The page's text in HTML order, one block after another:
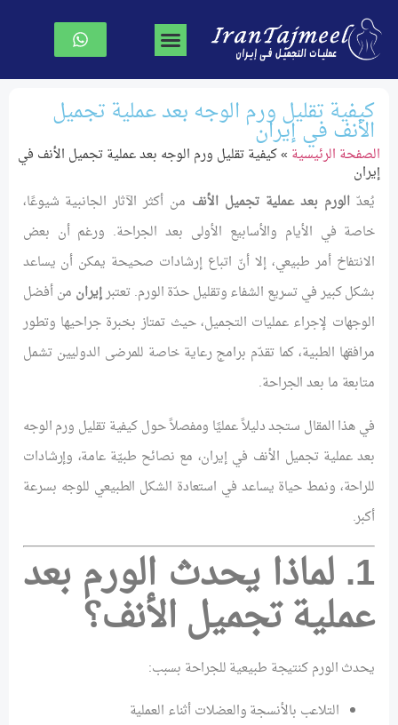
كيفية تقليل ورم الوجه بعد عملية تجميل
الأنف في إيران
الصفحة الرئیسیة »كيفية تقليل ورم الوجه بعد عملية تجميل الأنف في
إيران
يُعدّ الورم بعد عملية تجميل الأنف من أكثر الآثار الجانبية شيوعًا،
خاصة في الأيام والأسابيع الأولى بعد الجراحة. ورغم أن بعض
الانتفاخ أمر طبيعي، إلا أنّ اتباع إرشادات صحيحة يمكن أن يساعد
بشكل كبير في تسريع الشفاء وتقليل حدّة الورم. تعتبرإيران من أفضل
الوجهات لإجراء عمليات التجميل، حيث تمتاز بخبرة جراحيها وتطور
مرافقها الطبية، كما تقدّم برامج رعاية خاصة للمرضى الدوليين تشمل
متابعة ما بعد الجراحة.
في هذا المقال ستجد دليلاً عمليًا ومفصلاً حول كيفية تقليل ورم الوجه
بعد عملية تجميل الأنف في إيران، مع نصائح طبيّة عامة، وإرشادات
للراحة، ونمط حياة يساعد في استعادة الشكل الطبيعي للوجه بسرعة
أكبر.
1. لماذا يحدث الورم بعد
عملية تجميل الأنف؟
يحدث الورم كنتيجة طبيعية للجراحة بسبب:
التلاعب بالأنسجة والعضلات أثناء العملية